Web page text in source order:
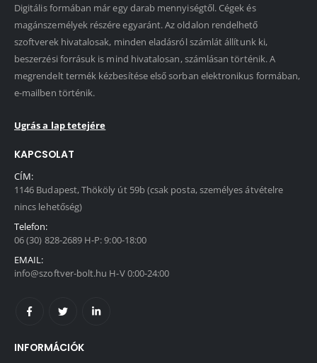
Digitális formában már egy darab mennyiségtől. Cégek és
magánszemélyek részére egyaránt. Az oldalon rendelhető
szoftverek hivatalosak, minden eladásról számlát állítunk ki,
beszerzési forrásuk is mind hivatalosan, számlásan történik. A
megrendelt termék kézbesítése első sorban elektronikus formában,
e-mailben történik.
Ugrás a lap tetejére
KAPCSOLAT
CÍM:
1146 Budapest, Thököly út 59b (csak posta, személyes átvételre
nincs lehetőség)
Telefon:
06 (30) 828-2689 H-P: 9:00-18:00
EMAIL:
info@szoftver-bolt.hu H-V 0:00-24:00
INFORMÁCIÓK